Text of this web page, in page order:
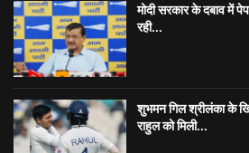
मोदी सरकार के दबाव में
रही...
शुभमन गिल श्रीलंका के
राहुल को मिली...